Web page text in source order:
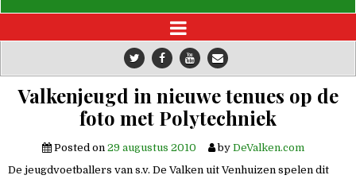
Valkenjeugd in nieuwe tenues op de
foto met Polytechniek
Posted on 29 augustus 2010 by DeValken.com
De jeugdvoetballers van s.v. De Valken uit Venhuizen spelen dit